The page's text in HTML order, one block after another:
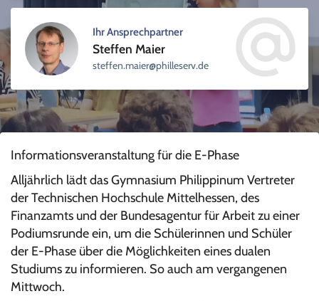
Ihr Ansprechpartner
Steffen Maier
ed.vre
sellihp@reiam.neffets
Informationsveranstaltung für die E-Phase
Alljährlich lädt das Gymnasium Philippinum Vertreter
der Technischen Hochschule Mittelhessen, des
Finanzamts und der Bundesagentur für Arbeit zu einer
Podiumsrunde ein, um die Schülerinnen und Schüler
der E-Phase über die Möglichkeiten eines dualen
Studiums zu informieren. So auch am vergangenen
Mittwoch.